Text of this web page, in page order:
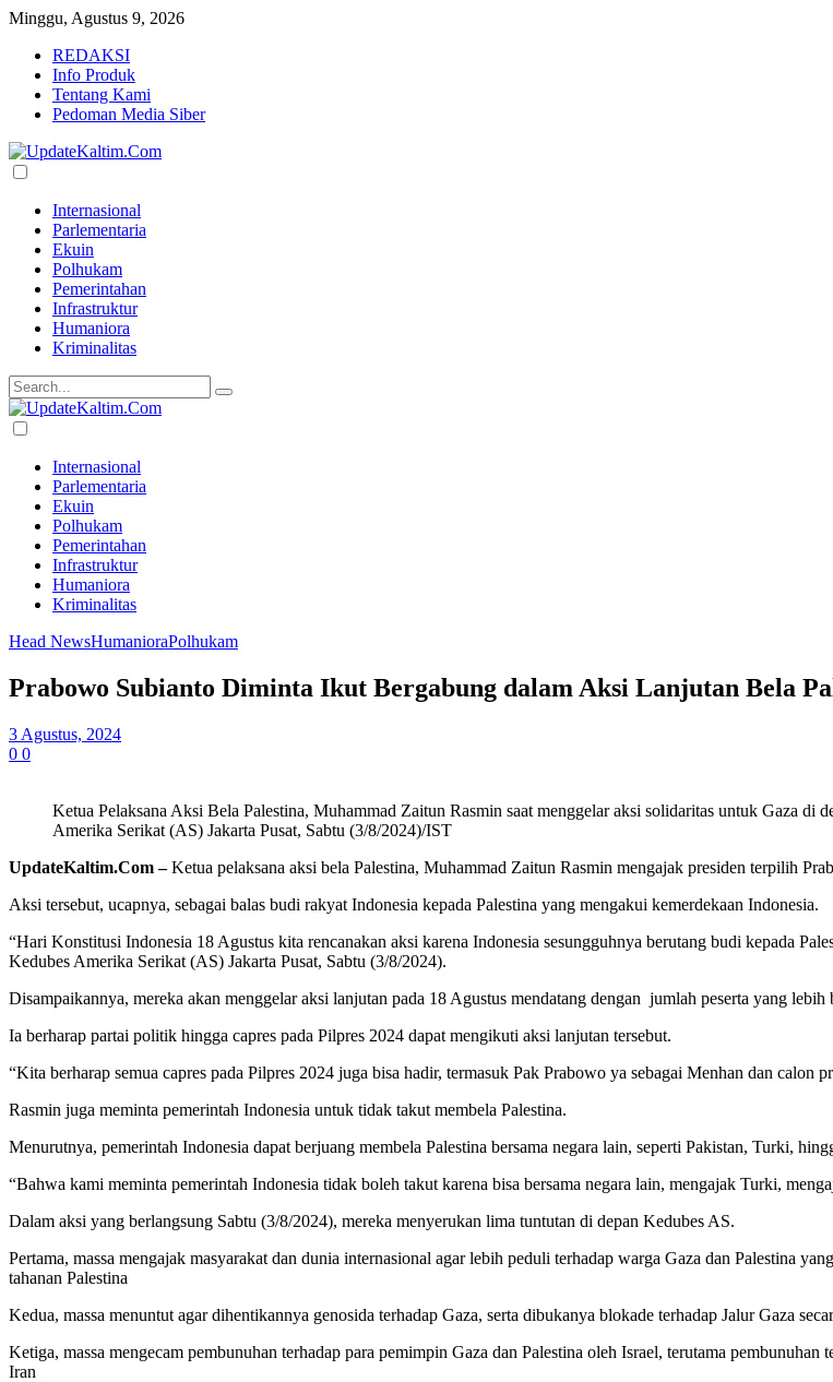
Minggu, Agustus 9, 2026
REDAKSI
Info Produk
Tentang Kami
Pedoman Media Siber
Internasional
Parlementaria
Ekuin
Polhukam
Pemerintahan
Infrastruktur
Humaniora
Kriminalitas
Internasional
Parlementaria
Ekuin
Polhukam
Pemerintahan
Infrastruktur
Humaniora
Kriminalitas
Head NewsHumanioraPolhukam
Prabowo Subianto Diminta Ikut Bergabung dalam Aksi Lanjutan Bela
3 Agustus, 2024
0 0
Ketua Pelaksana Aksi Bela Palestina, Muhammad Zaitun Rasmin saat menggelar aksi solidaritas untuk Gaza di
Amerika Serikat (AS) Jakarta Pusat, Sabtu (3/8/2024)/IST
UpdateKaltim.Com –Ketua pelaksana aksi bela Palestina, Muhammad Zaitun Rasmin mengajak presiden terpilih
Aksi tersebut, ucapnya, sebagai balas budi rakyat Indonesia kepada Palestina yang mengakui kemerdekaan Indonesia.
“Hari Konstitusi Indonesia 18 Agustus kita rencanakan aksi karena Indonesia sesungguhnya berutang budi kepada
Kedubes Amerika Serikat (AS) Jakarta Pusat, Sabtu (3/8/2024).
Disampaikannya, mereka akan menggelar aksi lanjutan pada 18 Agustus mendatang dengan jumlah peserta yang lebih
Ia berharap partai politik hingga capres pada Pilpres 2024 dapat mengikuti aksi lanjutan tersebut.
“Kita berharap semua capres pada Pilpres 2024 juga bisa hadir, termasuk Pak Prabowo ya sebagai Menhan dan calon
Rasmin juga meminta pemerintah Indonesia untuk tidak takut membela Palestina.
Menurutnya, pemerintah Indonesia dapat berjuang membela Palestina bersama negara lain, seperti Pakistan, Turki,
“Bahwa kami meminta pemerintah Indonesia tidak boleh takut karena bisa bersama negara lain, mengajak Turki,
Dalam aksi yang berlangsung Sabtu (3/8/2024), mereka menyerukan lima tuntutan di depan Kedubes AS.
Pertama, massa mengajak masyarakat dan dunia internasional agar lebih peduli terhadap warga Gaza dan Palestina
tahanan Palestina
Kedua, massa menuntut agar dihentikannya genosida terhadap Gaza, serta dibukanya blokade terhadap Jalur Gaza
Ketiga, massa mengecam pembunuhan terhadap para pemimpin Gaza dan Palestina oleh Israel, terutama
Iran